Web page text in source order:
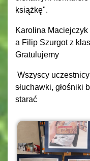
książkę".
Karolina Maciejczyk
a Filip Szurgot z
Gratulujemy
Wszyscy
słuchawki, głośniki
starać